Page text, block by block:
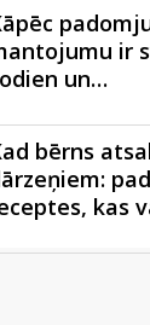
ir
un…
bērns
kas